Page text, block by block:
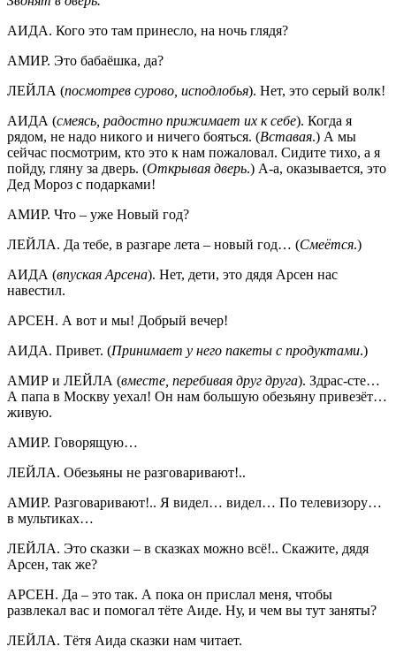
АИДА. Кого это там принесло, на ночь глядя?
АМИР. Это бабаёшка, да?
ЛЕЙЛА (посмотрев сурово, исподлобья). Нет, это серый волк!
АИДА (смеясь, радостно прижимает их к себе). Когда я
рядом, не надо никого и ничего бояться. (Вставая.) А мы
сейчас посмотрим, кто это к нам пожаловал. Сидите тихо, а я
пойду, гляну за дверь. (Открывая дверь.) А-а, оказывается, это
Дед Мороз с подарками!
АМИР. Что – уже Новый год?
ЛЕЙЛА. Да тебе, в разгаре лета – новый год… (Смеётся.)
АИДА (впуская Арсена). Нет, дети, это дядя Арсен нас
навестил.
АРСЕН. А вот и мы! Добрый вечер!
АИДА. Привет. (Принимает у него пакеты с продуктами.)
АМИР и ЛЕЙЛА (вместе, перебивая друг друга). Здрас-сте…
А папа в Москву уехал! Он нам большую обезьяну привезёт…
живую.
АМИР. Говорящую…
ЛЕЙЛА. Обезьяны не разговаривают!..
АМИР. Разговаривают!.. Я видел… видел… По телевизору…
в мультиках…
ЛЕЙЛА. Это сказки – в сказках можно всё!.. Скажите, дядя
Арсен, так же?
АРСЕН. Да – это так. А пока он прислал меня, чтобы
развлекал вас и помогал тёте Аиде. Ну, и чем вы тут заняты?
ЛЕЙЛА. Тётя Аида сказки нам читает.